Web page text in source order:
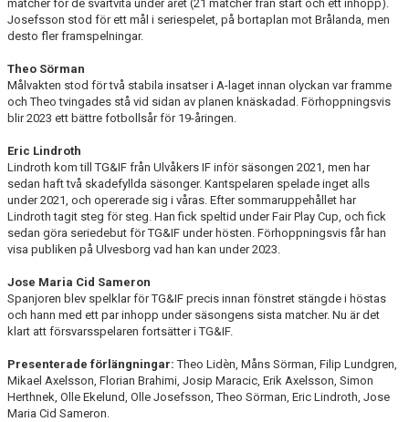
matcher för de svartvita under året (21 matcher från start och ett inhopp).
Josefsson stod för ett mål i seriespelet, på bortaplan mot Brålanda, men
desto fler framspelningar.
Theo Sörman
Målvakten stod för två stabila insatser i A-laget innan olyckan var framme
och Theo tvingades stå vid sidan av planen knäskadad. Förhoppningsvis
blir 2023 ett bättre fotbollsår för 19-åringen.
Eric Lindroth
Lindroth kom till TG&IF från Ulvåkers IF inför säsongen 2021, men har
sedan haft två skadefyllda säsonger. Kantspelaren spelade inget alls
under 2021, och opererade sig i våras. Efter sommaruppehållet har
Lindroth tagit steg för steg. Han fick speltid under Fair Play Cup, och fick
sedan göra seriedebut för TG&IF under hösten. Förhoppningsvis får han
visa publiken på Ulvesborg vad han kan under 2023.
Jose Maria Cid Sameron
Spanjoren blev spelklar för TG&IF precis innan fönstret stängde i höstas
och hann med ett par inhopp under säsongens sista matcher. Nu är det
klart att försvarsspelaren fortsätter i TG&IF.
Presenterade förlängningar: Theo Lidèn, Måns Sörman, Filip Lundgren,
Mikael Axelsson, Florian Brahimi, Josip Maracic, Erik Axelsson, Simon
Herthnek, Olle Ekelund, Olle Josefsson, Theo Sörman, Eric Lindroth, Jose
Maria Cid Sameron.